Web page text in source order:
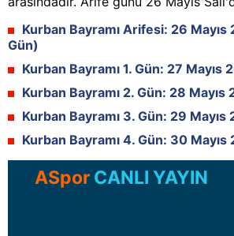
Kurban Bayramı Arifesi: 26 Mayıs
Gün)
Kurban Bayramı 1. Gün: 27 Mayıs
Kurban Bayramı 2. Gün: 28
Kurban Bayramı 3. Gün: 29
Kurban Bayramı 4. Gün: 30
ASpor CANLI YAYIN